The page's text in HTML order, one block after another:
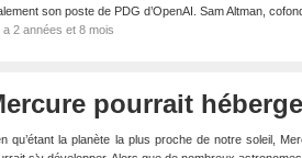
son poste de PDG d’OpenAI. Sam Altman,
a 2 années et 8 mois
pourrait
qu’étant la planète la plus proche de notre soleil,